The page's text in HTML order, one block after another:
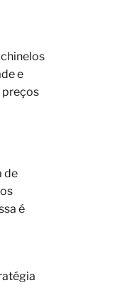
e
preços
de
é